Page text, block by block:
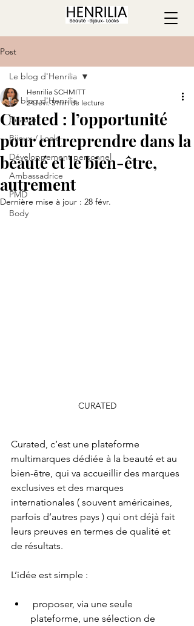
Post
Le blog d'Henrilia
Beauté
Bijoux / Look
Développement personnel
Ambassadrice
PMD
Body
Le blog d'Henrilia
Curated : l’opportunité
pour entreprendre dans la
beauté et le bien-être,
autrement
Henrilia SCHMITT
24 févr. 5 min de lecture
Dernière mise à jour : 28 févr.
CURATED
Curated, c’est une plateforme
multimarques dédiée à la beauté et au
bien-être, qui va accueillir des marques
exclusives et des marques
internationales ( souvent américaines,
parfois d’autres pays ) qui ont déjà fait
leurs preuves en termes de qualité et
de résultats.
L’idée est simple :
plateforme, une sélection de